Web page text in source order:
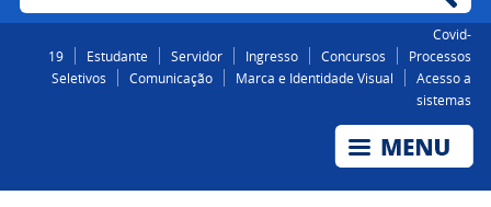
Covid-
19
Estudante Servidor Ingresso Concursos
Processos
Seletivos
Comunicação Marca e Identidade Visual
Acesso a
sistemas